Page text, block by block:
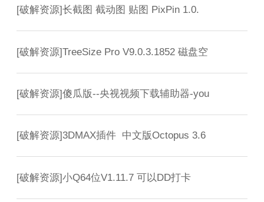
[破解资源]长截图 截动图 贴图 PixPin 1.0.
[破解资源]TreeSize Pro V9.0.3.1852 磁盘空
[破解资源]傻瓜版--央视视频下载辅助器-you
[破解资源]3DMAX插件 中文版Octopus 3.6
[破解资源]小Q64位V1.11.7 可以DD打卡